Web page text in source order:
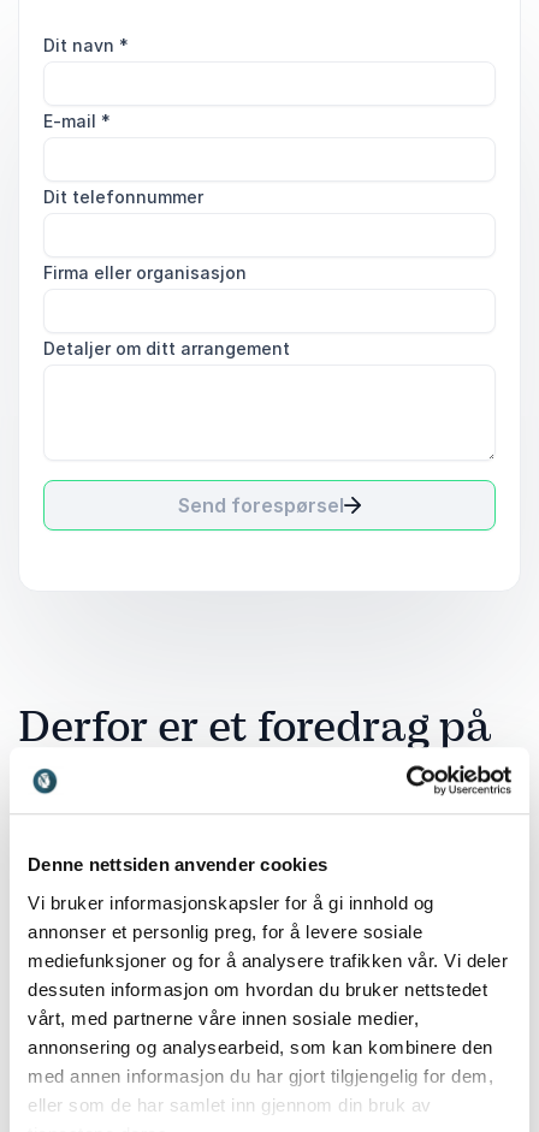
Denne nettsiden anvender cookies
Vi bruker informasjonskapsler for å gi innhold og
annonser et personlig preg, for å levere sosiale
mediefunksjoner og for å analysere trafikken vår. Vi deler
dessuten informasjon om hvordan du bruker nettstedet
vårt, med partnerne våre innen sosiale medier,
annonsering og analysearbeid, som kan kombinere den
med annen informasjon du har gjort tilgjengelig for dem,
eller som de har samlet inn gjennom din bruk av
Dit navn *
E-mail *
Dit telefonnummer
Firma eller organisasjon
Detaljer om ditt arrangement
Send forespørsel
Derfor er et foredrag på
menighetsrådsmøtet en
god investering
Et foredrag på menighetsrådsmøtet er en investering
i både kompetanse, fellesskap og fremtidig utvikling.
Når rådet får faglig påfyll utenfra, skapes det nye
perspektiver på menighetens rolle, utfordringer og
muligheter. Det kan bidra til å løfte blikket fra daglige
oppgaver til mer strategisk og langsiktig tenkning.
Med en tydelig og engasjerende stemme somEinar
Geliuskan menighetsrådet få inspirasjon til å